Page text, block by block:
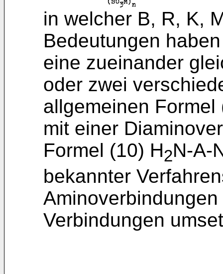
in welcher B, R, K,
Bedeutungen
eine zueinander
oder zwei
allgemeinen
mit einer
Formel (10) H2N-A-
bekannter
Verbindungen